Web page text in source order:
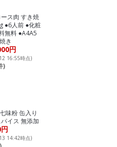
ス肉 すき焼
●6人前 ●化粧
無料 ●A4A5
き
円
16:55時点)
)
味粉 缶入り
イス 無添加
14:42時点)